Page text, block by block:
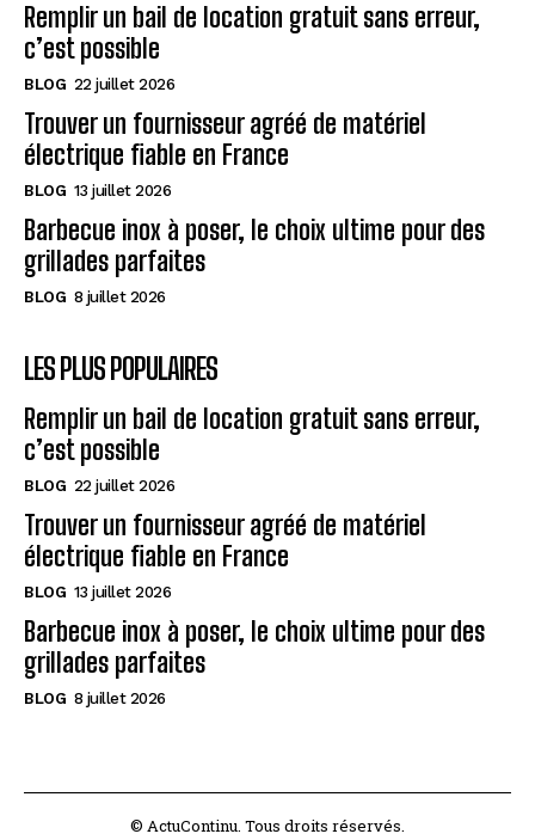
Remplir un bail de location gratuit sans erreur,
c’est possible
BLOG 22 juillet 2026
Trouver un fournisseur agréé de matériel
électrique fiable en France
BLOG 13 juillet 2026
Barbecue inox à poser, le choix ultime pour des
grillades parfaites
BLOG 8 juillet 2026
LES PLUS POPULAIRES
Remplir un bail de location gratuit sans erreur,
c’est possible
BLOG 22 juillet 2026
Trouver un fournisseur agréé de matériel
électrique fiable en France
BLOG 13 juillet 2026
Barbecue inox à poser, le choix ultime pour des
grillades parfaites
BLOG 8 juillet 2026
© ActuContinu. Tous droits réservés.